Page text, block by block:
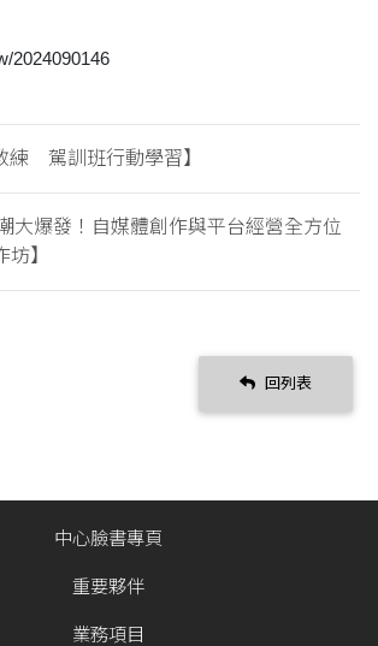
2024090146
練 駕訓班行動學習】
大爆發！自媒體創作與平台經營全方位
】
回列表
中心臉書專頁
重要夥伴
業務項目